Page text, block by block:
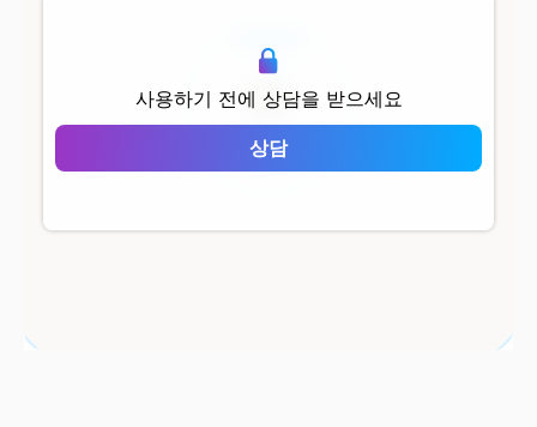
사용하기 전에 상담을 받으세요
상담
Ahteran İstanbul